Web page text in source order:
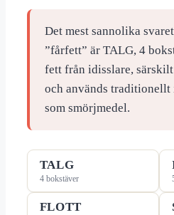
Det mest sannolika
”fårfett” är TALG, 4
fett från idisslare,
och används
som smörjmedel.
TALG
4 bokstäver
FLOTT